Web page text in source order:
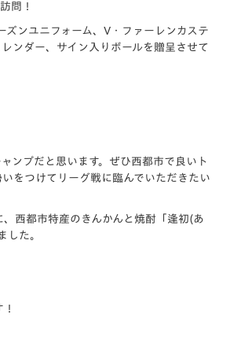
問！
ンユニフォーム、V・ ファーレンカステ
ンダー、 サイン入りボールを贈呈させて
ンプだと思います。 ぜひ西都市で良いト
いをつけてリーグ戦に臨んでいただきたい
、西都市特産のきんかんと焼酎「逢初(あ
した。